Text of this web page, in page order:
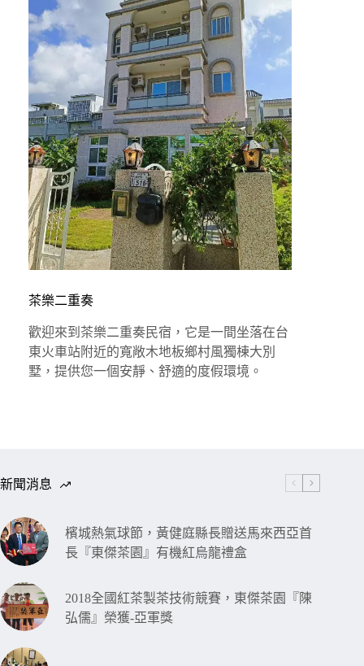
茶樂二重奏
歡迎來到茶樂二重奏民宿，它是一間坐落在台
東火車站附近的寬敞木地板鄉村風獨棟大別
墅，提供您一個安靜、舒適的度假環境。
新聞消息
檳城熱氣球節，黃健庭縣長贈送馬來西亞首
長『東傑茶園』有機紅烏龍禮盒
2018全國紅茶製茶技術競賽，東傑茶園『陳
弘儒』榮獲-亞軍獎